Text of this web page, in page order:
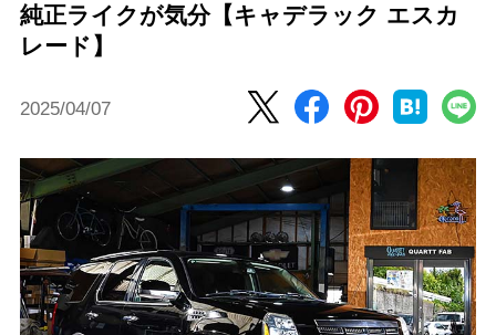
純正ライクが気分【キャデラック エスカ
レード】
2025/04/07